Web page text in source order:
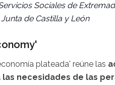
Sociales de
de Castilla y León
plateada' reúne las
necesidades de las